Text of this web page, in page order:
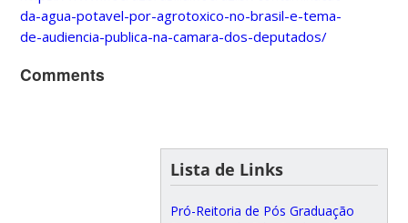
da-agua-potavel-por-agrotoxico-no-brasil-e-tema-
de-audiencia-publica-na-camara-dos-deputados/
Comments
Lista de Links
Pró-Reitoria de Pós Graduação